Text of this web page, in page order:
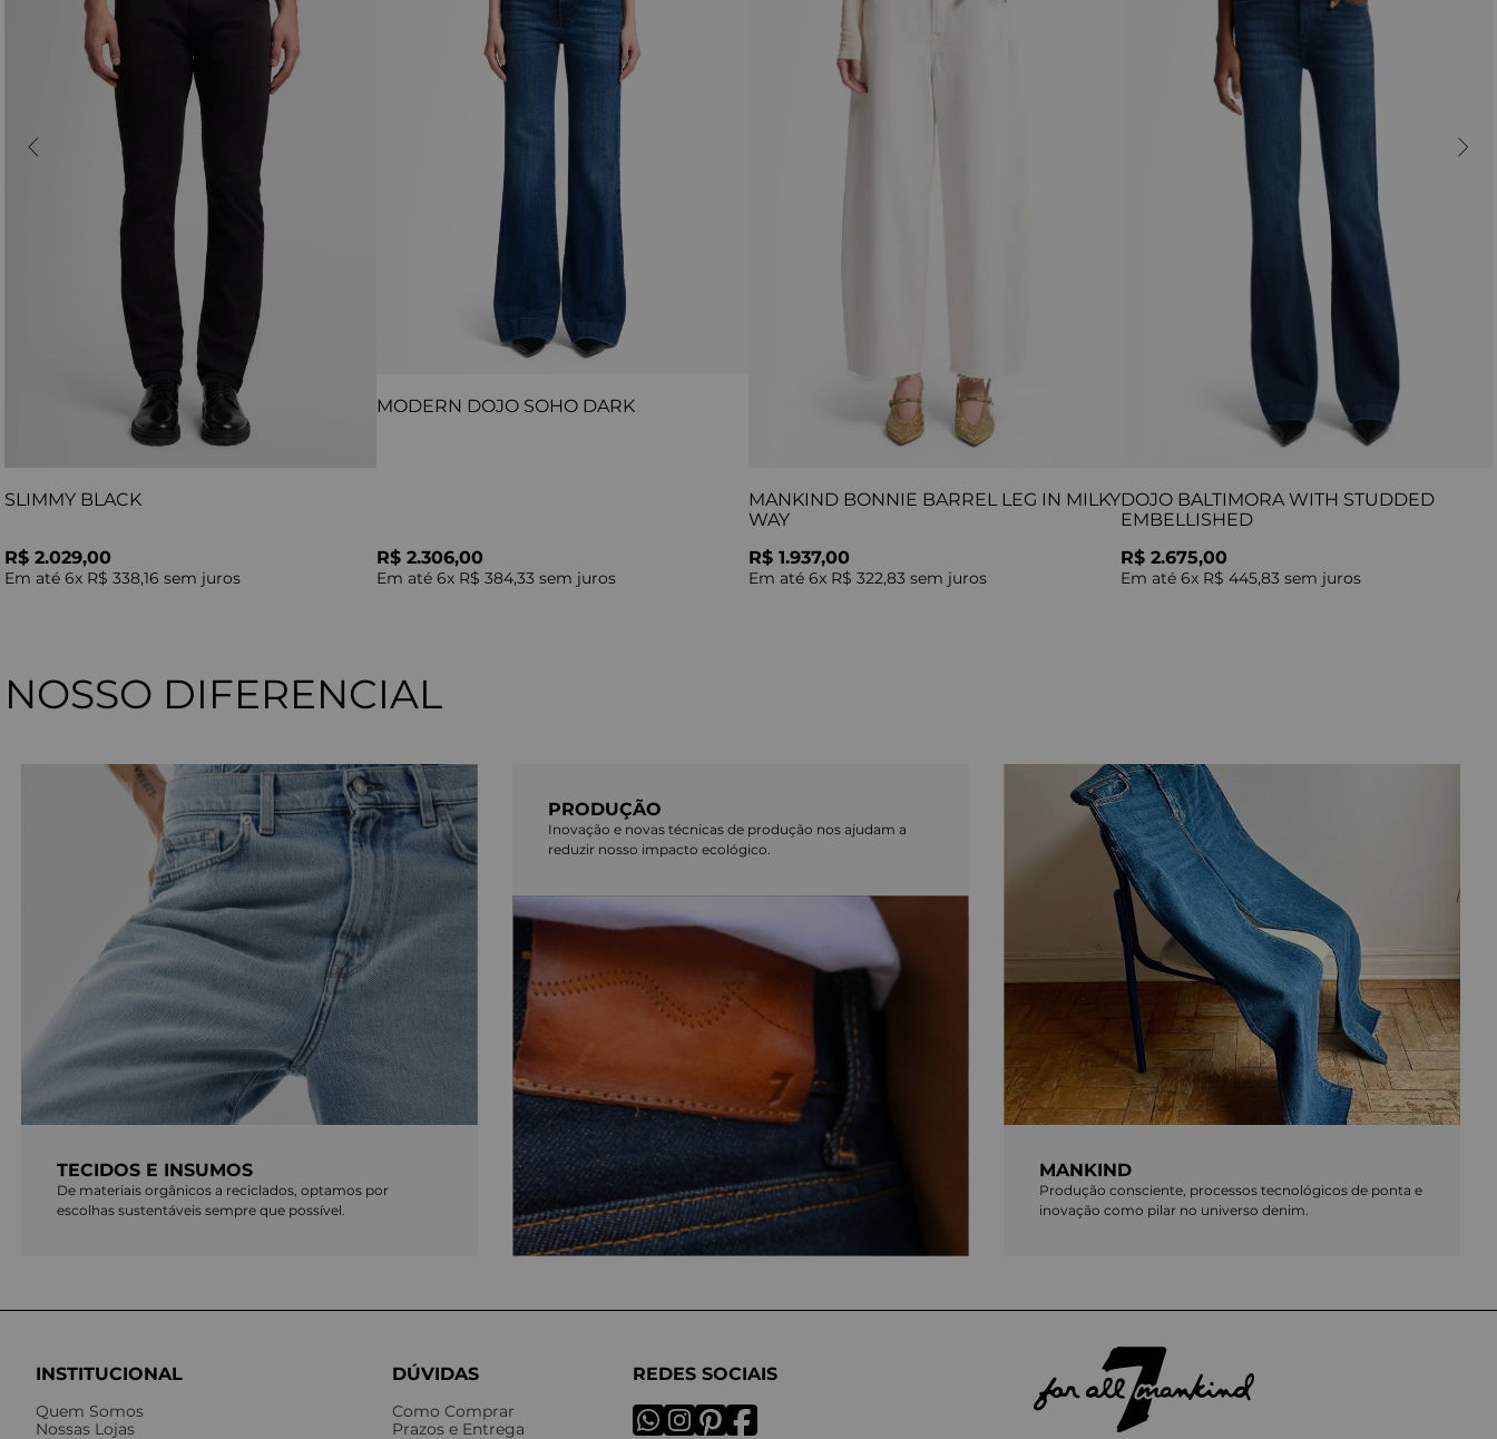
SLIMMY BLACK
R$ 2.029,00
Em até 6x R$ 338,16 sem juros
MODERN DOJO SOHO DARK
R$ 2.306,00
Em até 6x R$ 384,33 sem juros
MANKIND BONNIE BARREL LEG IN MILKY
WAY
R$ 1.937,00
Em até 6x R$ 322,83 sem juros
DOJO BALTIMORA WITH STUDDED
EMBELLISHED
R$ 2.675,00
Em até 6x R$ 445,83 sem juros
NOSSO DIFERENCIAL
TECIDOS E INSUMOS
De materiais orgânicos a reciclados, optamos por
escolhas sustentáveis sempre que possível.
PRODUÇÃO
Inovação e novas técnicas de produção nos ajudam a
reduzir nosso impacto ecológico.
MANKIND
Produção consciente, processos tecnológicos de ponta e
inovação como pilar no universo denim.
INSTITUCIONAL
Quem Somos
Nossas Lojas
DÚVIDAS
Como Comprar
Prazos e Entrega
REDES SOCIAIS